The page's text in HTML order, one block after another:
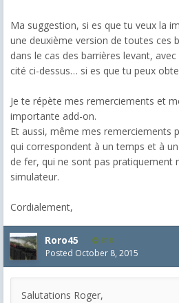
Ma suggestion, si es que tu veux la
une deuxième version de toutes ces
dans le cas des barrières levant,
cité ci-dessus… si es que tu peux
Je te répète mes remerciements et
importante add-on.
Et aussi, même mes remerciements
qui correspondent à un temps et à
de fer, qui ne sont pas pratiquement
simulateur.
Cordialement,
Roro45 818
Posted October 8, 2015
Salutations Roger,